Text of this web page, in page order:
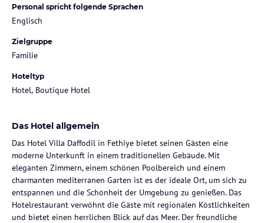
Personal spricht folgende Sprachen
Englisch
Zielgruppe
Familie
Hoteltyp
Hotel, Boutique Hotel
Das Hotel allgemein
Das Hotel Villa Daffodil in Fethiye bietet seinen Gästen eine
moderne Unterkunft in einem traditionellen Gebäude. Mit
eleganten Zimmern, einem schönen Poolbereich und einem
charmanten mediterranen Garten ist es der ideale Ort, um sich zu
entspannen und die Schönheit der Umgebung zu genießen. Das
Hotelrestaurant verwöhnt die Gäste mit regionalen Köstlichkeiten
und bietet einen herrlichen Blick auf das Meer. Der freundliche